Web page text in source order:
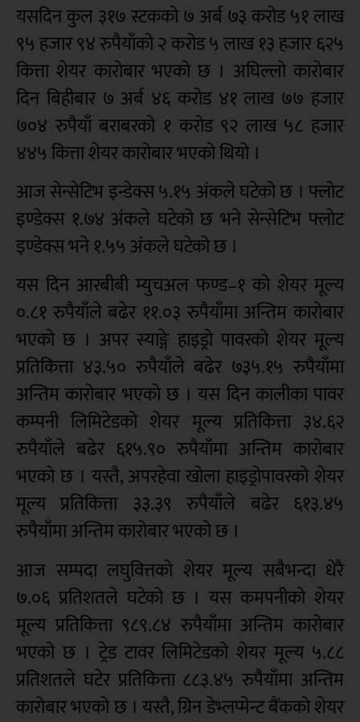
यसदिन कुल ३१७ स्टकको ७ अर्ब ७३ करोड ५१ लाख
९५ हजार ९४ रुपैयाँको २ करोड ५ लाख १३ हजार ६२५
कित्ता शेयर कारोबार भएको छ । अघिल्लो कारोबार
दिन बिहीबार ७ अर्ब ४६ करोड ४१ लाख ७७ हजार
७०४ रुपैयाँ बराबरको १ करोड ९२ लाख ५८ हजार
४४५ कित्ता शेयर कारोबार भएको थियो ।
आज सेन्सेटिभ इन्डेक्स ५.१५ अंकले घटेको छ । फ्लोट
इण्डेक्स १.७४ अंकले घटेको छ भने सेन्सेटिभ फ्लोट
इण्डेक्स भने १.५५ अंकले घटेको छ ।
यस दिन आरबीबी म्युचअल फण्ड–१ को शेयर मूल्य
०.८१ रुपैयाँले बढेर ११.०३ रुपैयाँमा अन्तिम कारोबार
भएको छ । अपर स्याङ्गे हाइड्रो पावरको शेयर मूल्य
प्रतिकित्ता ४३.५० रुपैयाँले बढेर ७३५.१५ रुपैयाँमा
अन्तिम कारोबार भएको छ । यस दिन कालीका पावर
कम्पनी लिमिटेडको शेयर मूल्य प्रतिकित्ता ३४.६२
रुपैयाँले बढेर ६१५.९० रुपैयाँमा अन्तिम कारोबार
भएको छ । यस्तै, अपरहेवा खोला हाइड्रोपावरको शेयर
मूल्य प्रतिकित्ता ३३.३९ रुपैयाँले बढेर ६१३.४५
रुपैयाँमा अन्तिम कारोबार भएको छ ।
आज सम्पदा लघुवित्तको शेयर मूल्य सबैभन्दा धेरै
७.०६ प्रतिशतले घटेको छ । यस कमपनीको शेयर
मूल्य प्रतिकित्ता ९८९.८४ रुपैयाँमा अन्तिम कारोबार
भएको छ । ट्रेड टावर लिमिटेडको शेयर मूल्य ५.८८
प्रतिशतले घटेर प्रतिकित्ता ८८३.४५ रुपैयाँमा अन्तिम
कारोबार भएको छ । यस्तै, ग्रिन डेभ्लप्मेन्ट बैंकको शेयर